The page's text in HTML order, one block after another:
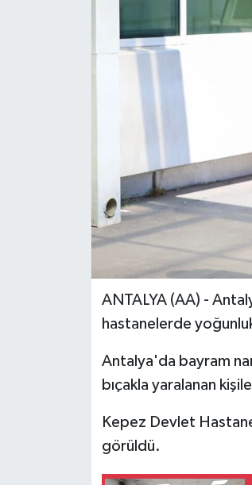
ANTALYA (AA) -
hastanelerde
Antalya'da bayram
bıçakla yaralanan
Kepez Devlet
görüldü.